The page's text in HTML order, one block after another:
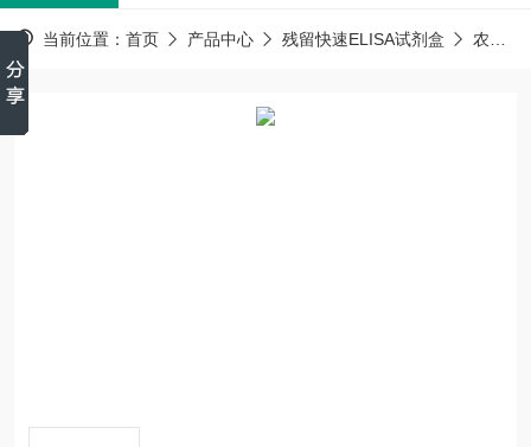
当前位置： 首页 产品中心 残留快速ELISA试剂盒 农药残留